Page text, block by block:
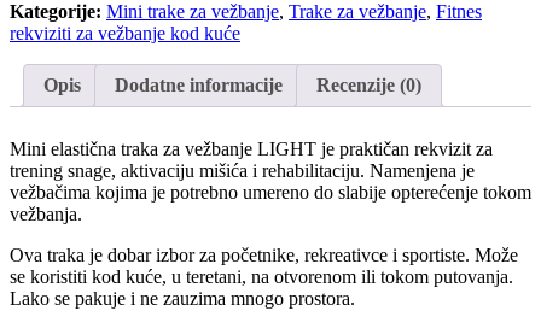
VEŽBANJE
-
količina
Kategorije: Mini trake za vežbanje, Trake za vežbanje, Fitnes
rekviziti za vežbanje kod kuće
Opis Dodatne informacije Recenzije (0)
Mini elastična traka za vežbanje LIGHT je praktičan rekvizit za
trening snage, aktivaciju mišića i rehabilitaciju. Namenjena je
vežbačima kojima je potrebno umereno do slabije opterećenje tokom
vežbanja.
Ova traka je dobar izbor za početnike, rekreativce i sportiste. Može
se koristiti kod kuće, u teretani, na otvorenom ili tokom putovanja.
Lako se pakuje i ne zauzima mnogo prostora.